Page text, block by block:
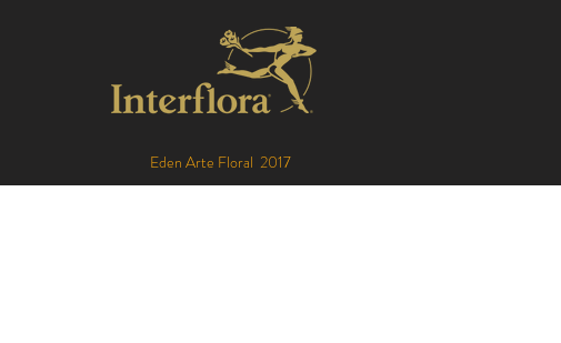
Eden Arte Floral 2017